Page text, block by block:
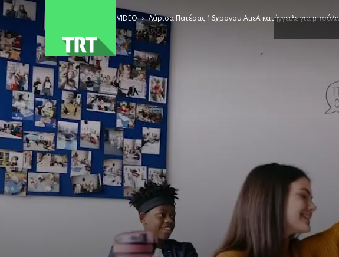
VIDEO Λάρισα Πατέρας 16χρονου ΑμεΑ κατήγγειλε για